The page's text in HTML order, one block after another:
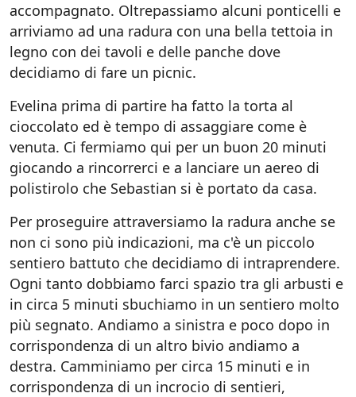
accompagnato. Oltrepassiamo alcuni ponticelli e
arriviamo ad una radura con una bella tettoia in
legno con dei tavoli e delle panche dove
decidiamo di fare un picnic.
Evelina prima di partire ha fatto la torta al
cioccolato ed è tempo di assaggiare come è
venuta. Ci fermiamo qui per un buon 20 minuti
giocando a rincorrerci e a lanciare un aereo di
polistirolo che Sebastian si è portato da casa.
Per proseguire attraversiamo la radura anche se
non ci sono più indicazioni, ma c'è un piccolo
sentiero battuto che decidiamo di intraprendere.
Ogni tanto dobbiamo farci spazio tra gli arbusti e
in circa 5 minuti sbuchiamo in un sentiero molto
più segnato. Andiamo a sinistra e poco dopo in
corrispondenza di un altro bivio andiamo a
destra. Camminiamo per circa 15 minuti e in
corrispondenza di un incrocio di sentieri,